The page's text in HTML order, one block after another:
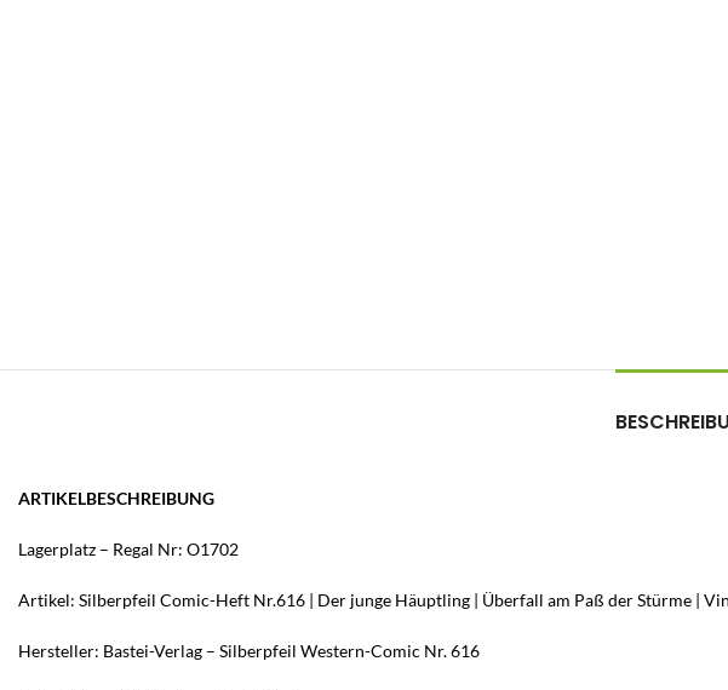
ARTIKELBESCHREIBUNG
Lagerplatz – Regal Nr: O1702
Artikel: Silberpfeil Comic-Heft Nr.616 | Der junge Häuptling | Überfall am Paß der Stürme |
Hersteller: Bastei-Verlag – Silberpfeil Western-Comic Nr. 616